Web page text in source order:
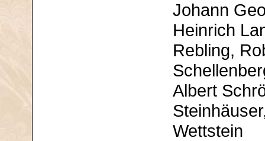
Johann
Heinrich
Rebling,
Albert
Wettstein